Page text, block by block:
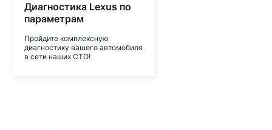
Диагностика Lexus по
параметрам
Пройдите комплексную
диагностику вашего автомобиля
в сети наших СТО!